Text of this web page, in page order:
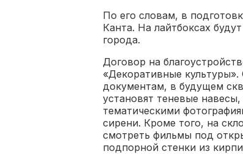
По его словам, в
Канта. На лайтбоксах
города.
Договор на
«Декоративные
документам, в будущем
установят теневые
тематическими
сирени. Кроме того, на
смотреть фильмы под
подпорной стенки из